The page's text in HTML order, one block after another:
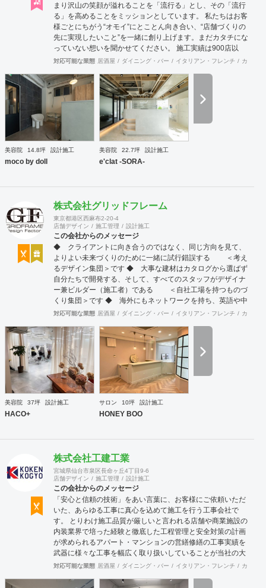
まり沢山の笑顔が溢れることを「流行る」とし、その「流行
る」を高めることをミッションとしています。 私たちは​​お客
様ごとにちがう“オモイ”にとことん向き合い、“店舗づくりの
先に実現したいこと”を一緒に創り上げます。まだカタチにな
っていない想いを聞かせてください。 施工実績は900店以
上。 グループ会社で直営美容室を13店舗を運営をしており
提案をいたします。 ◉サービス ①テナント紹介サポート ②顧
客ターゲット・マーケティング調査 ③資金調達サポート ④
美容業界専門のデザイン提案 ⑤自社施工 ⑥ブランディング
のための販促ツール ⑦お客様により沿ったアフターフォロー
まずはご相談やお話だけでも構いません。 お気軽にお問合せ
くださいませ！
対応可能な業態 居酒屋 ダイニング・バー イタリアン・フレンチ カフェ
美容院 14.8坪 設計施工
moco by doll
美容院 22.7坪 設計施工
e'clat -SORA-
株式会社グリッドフレーム
東京都港区西麻布2-20-4
店舗デザイン
施工管理 設計施工
この会社からのメッセージ
◆ クライアントに向き合うのではなく、同じ方向を見て、
よりよい未来づくりのために一緒に試行錯誤する ＜考え
るデザイン集団＞です ◆ 大事な建材はカタログから選ばず
自分たちで開発する、そして、すべてのスタッフがデザイナ
ー兼ビルダー（施工者）である ＜自社工場を持つものづ
くり集団＞です ◆ 海外にもネットワークを持ち、英語や中
国語に堪能なスタッフたちが、海外から国内への出店をスム
工案件、設計＋造作物の案件、施工案件、造作物制作など、
多様な請負形態が可能です。工場では金属を中心にさまざま
な素材を用いた制作が可能で、例えば通常デザイン性とは無
縁な特定防火設備（鉄扉）などにも高いデザイン性を施すこ
とも可能です。 GRIDFRAME とりかえのきかない空間
https://gridframe.co.jp/ Synes(シネス) 霧のようなやわらか
な空間 http://synes.jp/ SOTOCHIKU 時間の蓄積を取り
込む空間 https://sotochiku.com/
対応可能な業態 居酒屋 ダイニング・バー イタリアン・フレンチ カフェ
美容院 37坪 設計施工
HACO+
サロン 10坪 設計施工
HONEY BOO
株式会社工建工業
宮城県仙台市泉区長命ヶ丘4丁目9-6
店舗デザイン
施工管理 設計施工
この会社からのメッセージ
「安心と信頼の技術」をあい言葉に、お客様にご依頼いただ
いた、あらゆる工事に真心を込めて施工を行う工事会社で
す。 とりわけ施工品質が厳しいと言われる店舗や商業施設の
内装業界で培った経験と徹底した工程管理と安全対策の計画
が求められるアパート・マンションの営繕修繕の工事実績を
武器に様々な工事を幅広く取り扱いしていることが当社の大
きな特徴です。
対応可能な業態 居酒屋 ダイニング・バー イタリアン・フレンチ カフェ